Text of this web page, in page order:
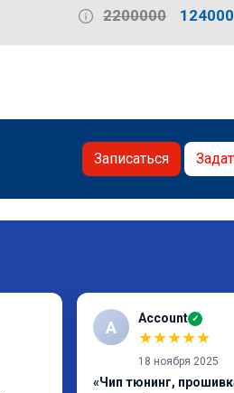
2200000
Записаться
A Account ✓
★★★★★
18 ноября 2025
«Чип тюнинг,